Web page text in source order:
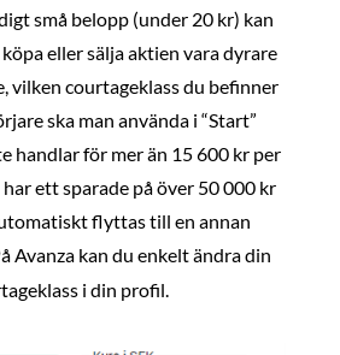
små belopp (under 20 kr) kan
eller sälja aktien vara dyrare
vilken courtageklass du befinner
ska man använda i “Start”
handlar för mer än 15 600 kr per
ett sparade på över 50 000 kr
flyttas till en annan
Avanza kan du enkelt ändra din
i din profil.